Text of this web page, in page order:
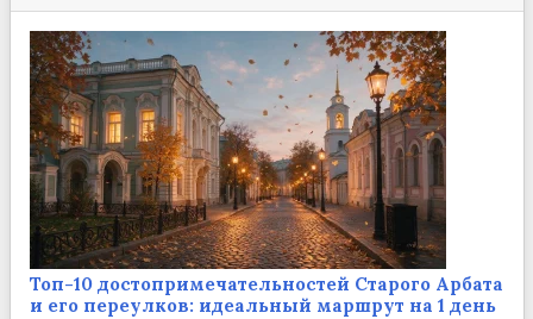
Топ-10 достопримечательностей Старого Арбата
и его переулков: идеальный маршрут на 1 день